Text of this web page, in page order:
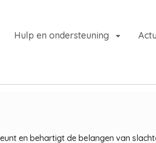
Hulp en ondersteuning
en behartigt de belangen van